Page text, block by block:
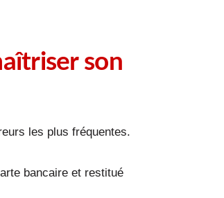
son
les plus fréquentes.
bancaire et restitué